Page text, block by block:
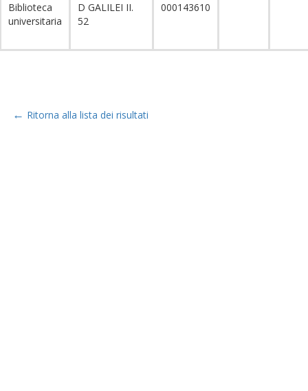
Biblioteca
universitaria
D GALILEI II.
52
000143610
← Ritorna alla lista dei risultati